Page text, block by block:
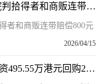
手机失而复得但200G照片被删，法院判拾得者和商贩连带赔偿800元 今日关注
者和商贩连带赔偿800元
2026/04/15
天天快报!锦欣生殖(01951)4月15日斥资495.55万港元回购206.6万股